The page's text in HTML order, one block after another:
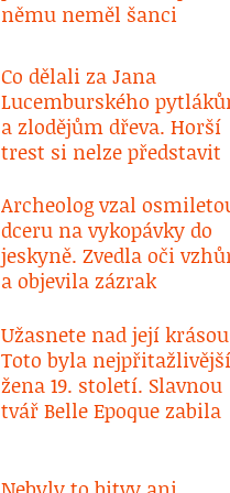
němu neměl šanci
Co dělali za Jana
Lucemburského
a zlodějům dřeva. Horší
trest si nelze představit
Archeolog vzal
dceru na vykopávky do
jeskyně. Zvedla oči
a objevila zázrak
Užasnete nad její
Toto byla nejpřitažlivější
žena 19. století. Slavnou
tvář Belle Epoque zabila